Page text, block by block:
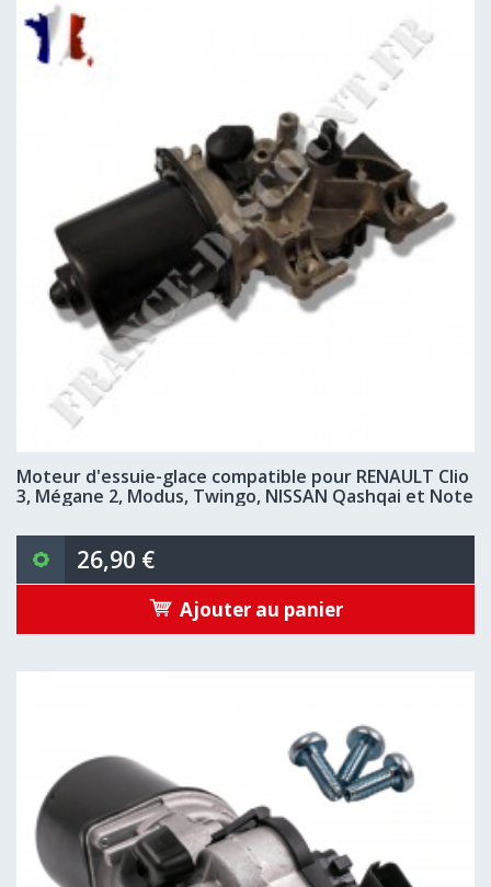
Moteur d'essuie-glace compatible pour RENAULT Clio
3, Mégane 2, Modus, Twingo, NISSAN Qashqai et Note
26,90 €
Ajouter au panier